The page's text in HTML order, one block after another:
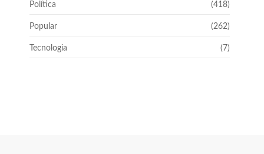
Política (418)
Popular (262)
Tecnologia (7)